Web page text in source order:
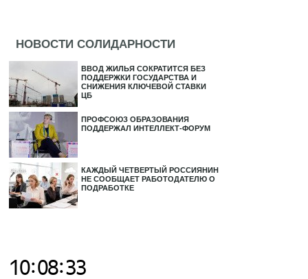
НОВОСТИ СОЛИДАРНОСТИ
ВВОД ЖИЛЬЯ СОКРАТИТСЯ БЕЗ
ПОДДЕРЖКИ ГОСУДАРСТВА И
СНИЖЕНИЯ КЛЮЧЕВОЙ СТАВКИ
ЦБ
ПРОФСОЮЗ ОБРАЗОВАНИЯ
ПОДДЕРЖАЛ ИНТЕЛЛЕКТ-ФОРУМ
КАЖДЫЙ ЧЕТВЕРТЫЙ РОССИЯНИН
НЕ СООБЩАЕТ РАБОТОДАТЕЛЮ О
ПОДРАБОТКЕ